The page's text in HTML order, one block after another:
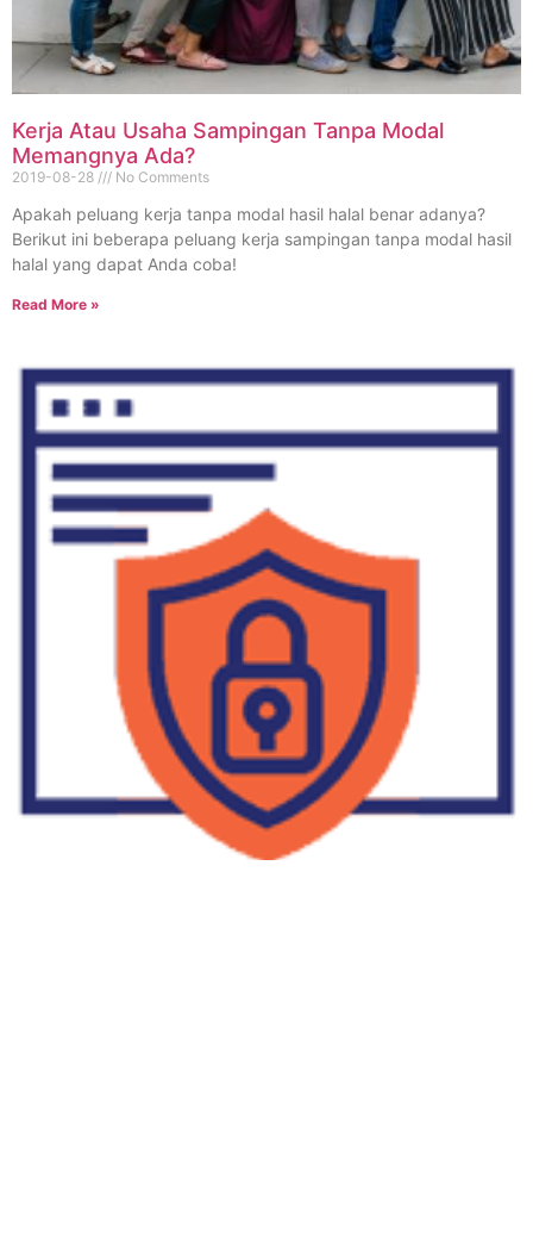
Kerja Atau Usaha Sampingan Tanpa Modal
Memangnya Ada?
2019-08-28 No Comments
Apakah peluang kerja tanpa modal hasil halal benar adanya?
Berikut ini beberapa peluang kerja sampingan tanpa modal hasil
halal yang dapat Anda coba!
Read More »